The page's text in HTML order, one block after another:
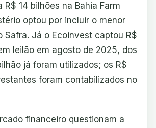
R$ 14 bilhões na Bahia Farm
optou por incluir o menor
Safra. Já o Ecoinvest captou R$
leilão em agosto de 2025, dos
já foram utilizados; os R$
foram contabilizados no
financeiro questionam a